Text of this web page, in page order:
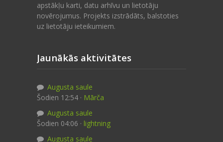
apstākļu karti, datu arhīvu un lietotāju
novērojumus. Projekts izstrādāts, balstoties
uz lietotāju ieteikumiem.
Jaunākās aktivitātes
Augusta saule
Šodien 12:54 · Mārča
Augusta saule
Šodien 04:06 · lightning
Augusta saule